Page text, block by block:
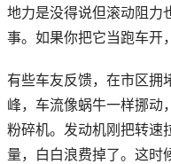
地力是没得说但滚动阻力
事。如果你把它当跑车开
有些车友反馈，在市区拥
峰，车流像蜗牛一样挪动
粉碎机。发动机刚把转速
量，白白浪费掉了。这时